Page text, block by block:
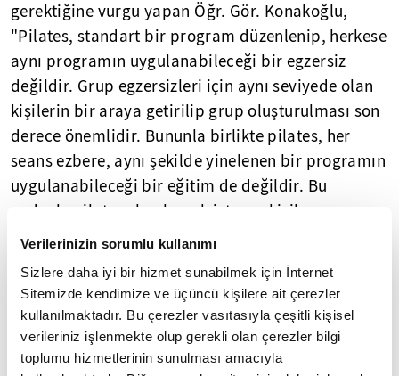
Verilerinizin sorumlu kullanımı
Sizlere daha iyi bir hizmet sunabilmek için İnternet
Sitemizde kendimize ve üçüncü kişilere ait çerezler
kullanılmaktadır. Bu çerezler vasıtasıyla çeşitli kişisel
verileriniz işlenmekte olup gerekli olan çerezler bilgi
toplumu hizmetlerinin sunulması amacıyla
gerektiğine vurgu yapan Öğr. Gör. Konakoğlu,
"Pilates, standart bir program düzenlenip, herkese
aynı programın uygulanabileceği bir egzersiz
değildir. Grup egzersizleri için aynı seviyede olan
kişilerin bir araya getirilip grup oluşturulması son
derece önemlidir. Bununla birlikte pilates, her
seans ezbere, aynı şekilde yinelenen bir programın
uygulanabileceği bir eğitim de değildir. Bu
nedenle pilatese başlamak isteyen kişiler
fizyoterapistler tarafından değerlendirilmeli ve
uygun seviyeden başlatılmalıdır. Ayrıca kişilerin
mümkünse fizyoterapist kökenli pilates
eğitmenlerini tercih etmelerini şiddetle öneriyoruz
çünkü herkes pilates eğitmeni olamaz ve herkes
pilates yapamaz" diye konuştu.